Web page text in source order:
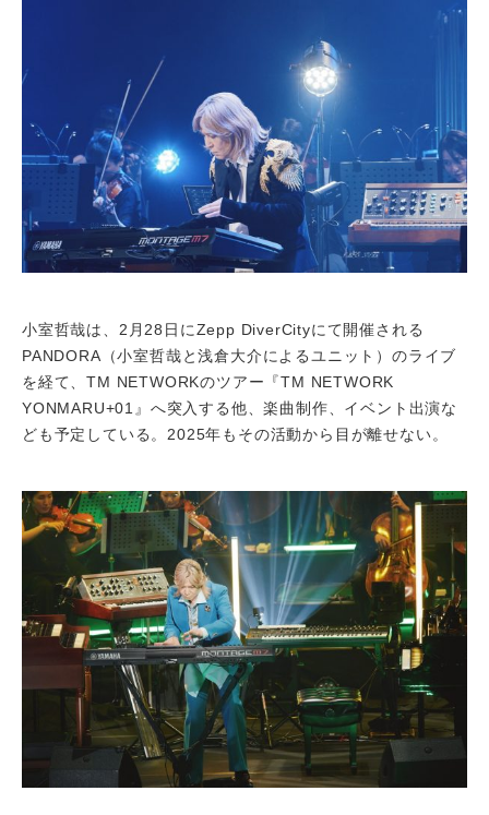
小室哲哉は、2月28日にZepp DiverCityにて開催される
PANDORA（小室哲哉と浅倉大介によるユニット）のライブ
を経て、TM NETWORKのツアー『TM NETWORK
YONMARU+01』へ突入する他、楽曲制作、イベント出演な
ども予定している。2025年もその活動から目が離せない。